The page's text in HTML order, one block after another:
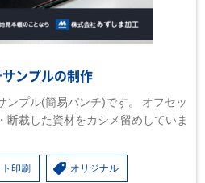
ンプルの制作
ンプル(簡易バンチ)です。 オフセッ
断裁した資材をカシメ留めしていま
印刷 オリジナル